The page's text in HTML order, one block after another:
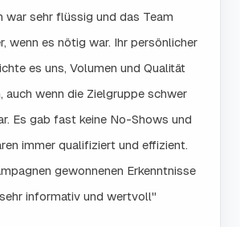
war sehr flüssig und das Team
wenn es nötig war. Ihr persönlicher
es uns, Volumen und Qualität
auch wenn die Zielgruppe schwer
Es gab fast keine No-Shows und
immer qualifiziert und effizient.
gewonnenen Erkenntnisse
informativ und wertvoll"